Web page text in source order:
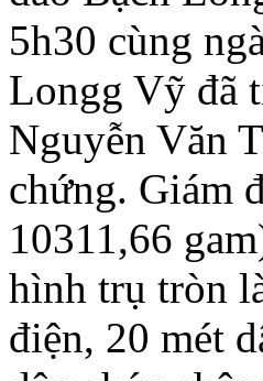
5h30 cùng
Longg Vỹ đã
Nguyễn Văn
chứng. Giám
10311,66
hình trụ tròn
điện, 20 mét